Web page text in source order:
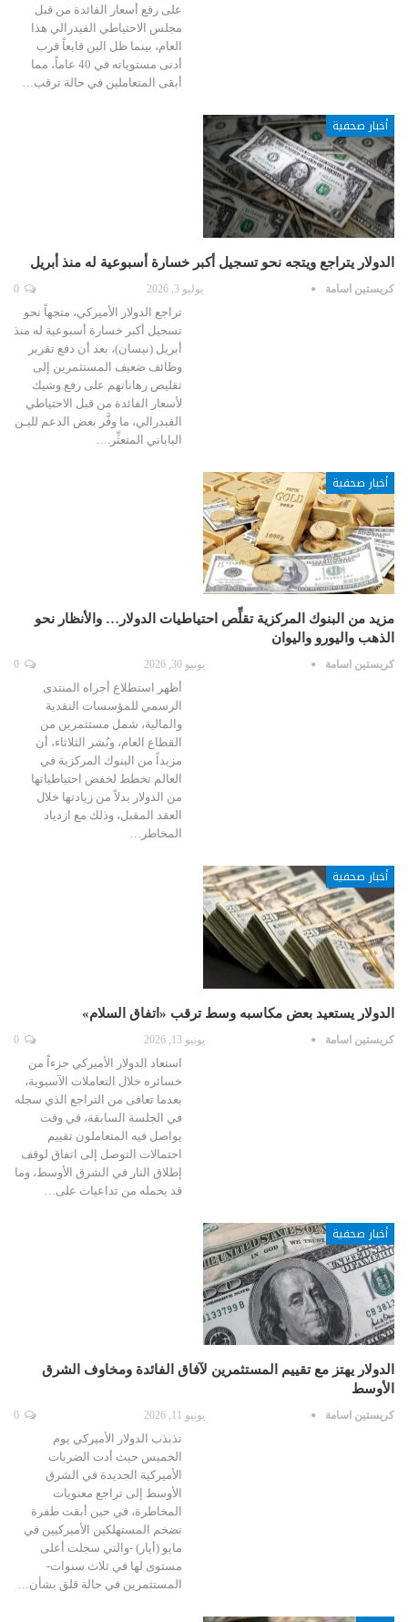
على رفع أسعار الفائدة من قبل
مجلس الاحتياطي الفيدرالي هذا
العام، بينما ظل الين قابعاً قرب
أدنى مستوياته في 40 عاماً، مما
أبقى المتعاملين في حالة ترقب…
أخبار صحفية
الدولار يتراجع ويتجه نحو تسجيل أكبر خسارة أسبوعية له منذ أبريل
كريستين اسامة يوليو 3, 2026
تراجع الدولار الأميركي، متجهاً نحو
تسجيل أكبر خسارة أسبوعية له منذ
أبريل (نيسان)، بعد أن دفع تقرير
وظائف ضعيف المستثمرين إلى
تقليص رهاناتهم على رفع وشيك
لأسعار الفائدة من قبل الاحتياطي
الفيدرالي، ما وفَّر بعض الدعم لليـن
الياباني المتعثِّر.…
أخبار صحفية
مزيد من البنوك المركزية تقلِّص احتياطيات الدولار… والأنظار نحو
الذهب واليورو واليوان
كريستين اسامة يونيو 30, 2026
أظهر استطلاع أجراه المنتدى
الرسمي للمؤسسات النقدية
والمالية، شمل مستثمرين من
القطاع العام، ونُشر الثلاثاء، أن
مزيداً من البنوك المركزية في
العالم تخطط لخفض احتياطياتها
من الدولار بدلاً من زيادتها خلال
العقد المقبل، وذلك مع ازدياد
المخاطر…
أخبار صحفية
الدولار يستعيد بعض مكاسبه وسط ترقب «اتفاق السلام»
كريستين اسامة يونيو 13, 2026
استعاد الدولار الأميركي جزءاً من
خسائره خلال التعاملات الآسيوية،
بعدما تعافى من التراجع الذي سجله
في الجلسة السابقة، في وقت
يواصل فيه المتعاملون تقييم
احتمالات التوصل إلى اتفاق لوقف
إطلاق النار في الشرق الأوسط، وما
قد يحمله من تداعيات على…
أخبار صحفية
الدولار يهتز مع تقييم المستثمرين لآفاق الفائدة ومخاوف الشرق
الأوسط
كريستين اسامة يونيو 11, 2026
تذبذب الدولار الأميركي يوم
الخميس حيث أدت الضربات
الأميركية الجديدة في الشرق
الأوسط إلى تراجع معنويات
المخاطرة، في حين أبقت طفرة
تضخم المستهلكين الأميركيين في
مايو (أيار) -والتي سجلت أعلى
مستوى لها في ثلاث سنوات-
المستثمرين في حالة قلق بشأن…